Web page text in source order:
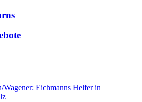
Eichmanns Helfer in